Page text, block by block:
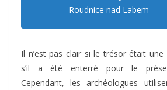
Roudnice nad Labem
Il n’est pas clair si le trésor était
s’il a été enterré pour le
Cependant, les archéologues